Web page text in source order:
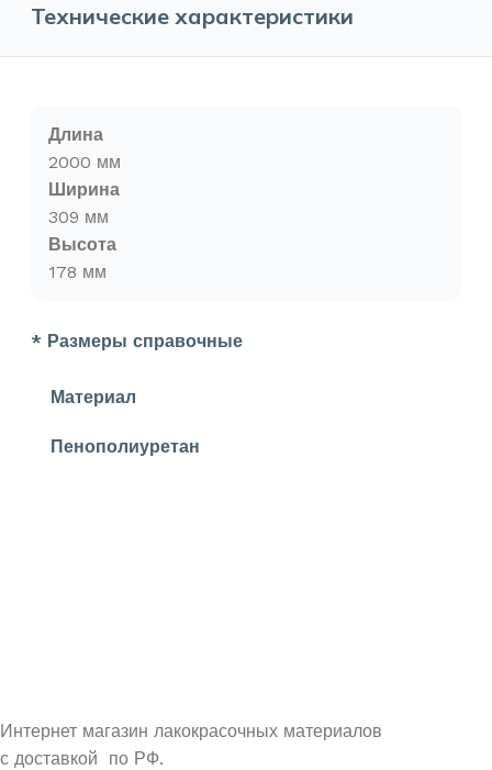
Технические характеристики
Длина
2000 мм
Ширина
309 мм
Высота
178 мм
* Размеры справочные
Материал
Пенополиуретан
Интернет магазин лакокрасочных материалов
с доставкой по РФ.